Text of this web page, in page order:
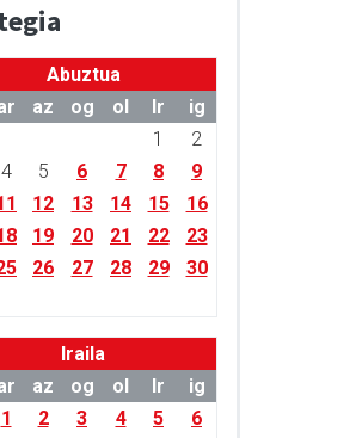
Abuztua
az og ol lr
ig
1
2
4 5 6 7 8
9
12 13 14 15
16
19 20 21 22
23
26 27 28 29
30
Iraila
az og ol lr
ig
1
2 3 4 5
6